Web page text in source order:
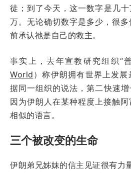
徒；到了今天，这一数字是几十
万。无论确切数字是多少，很
前承认祂是自己的救主。
事实上，去年宣教研究组织“
World ）称伊朗拥有世界上发
据同一组织的说法，第二快速
因为伊朗人在某种程度上接触
相似的语言。
三个被改变的生命
伊朗弟兄姊妹的信主见证很有力量